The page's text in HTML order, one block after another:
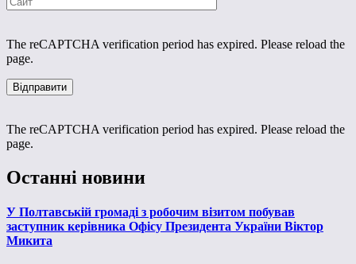
The reCAPTCHA verification period has expired. Please reload the
page.
The reCAPTCHA verification period has expired. Please reload the
page.
Останні новини
У Полтавській громаді з робочим візитом побував
заступник керівника Офісу Президента України Віктор
Микита